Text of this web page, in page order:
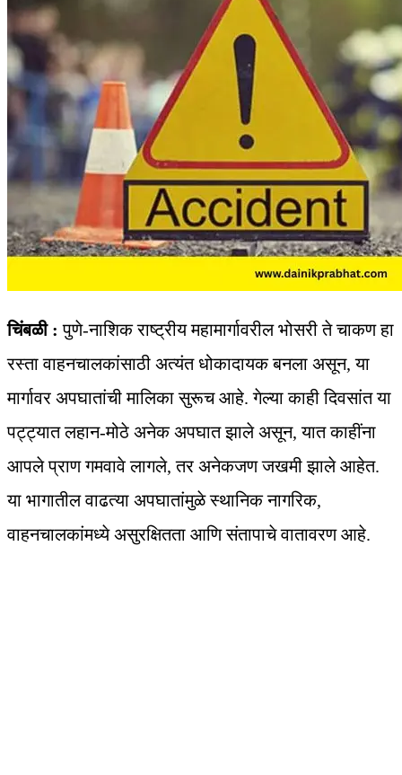
चिंबळी :पुणे-नाशिक राष्ट्रीय महामार्गावरील भोसरी ते चाकण हा
रस्ता वाहनचालकांसाठी अत्यंत धोकादायक बनला असून, या
मार्गावर अपघातांची मालिका सुरूच आहे. गेल्या काही दिवसांत या
पट्ट्यात लहान-मोठे अनेक अपघात झाले असून, यात काहींना
आपले प्राण गमवावे लागले, तर अनेकजण जखमी झाले आहेत.
या भागातील वाढत्या अपघातांमुळे स्थानिक नागरिक,
वाहनचालकांमध्ये असुरक्षितता आणि संतापाचे वातावरण आहे.